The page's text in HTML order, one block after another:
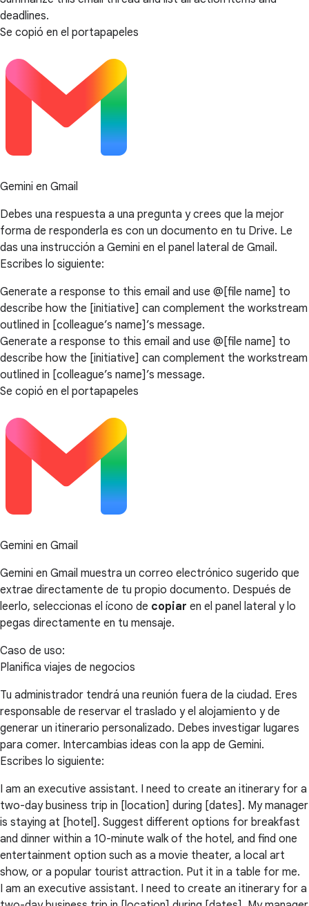
deadlines.
Se copió en el portapapeles
Gemini en Gmail
Debes una respuesta a una pregunta y crees que la mejor
forma de responderla es con un documento en tu Drive. Le
das una instrucción a Gemini en el panel lateral de Gmail.
Escribes lo siguiente:
Generate a response to this email and use @[file name] to
describe how the [initiative] can complement the workstream
outlined in [colleague’s name]’s message.
Generate a response to this email and use @[file name] to
describe how the [initiative] can complement the workstream
outlined in [colleague’s name]’s message.
Se copió en el portapapeles
Gemini en Gmail
Gemini en Gmail muestra un correo electrónico sugerido que
extrae directamente de tu propio documento. Después de
leerlo, seleccionas el ícono de copiar en el panel lateral y lo
pegas directamente en tu mensaje.
Caso de uso:
Planifica viajes de negocios
Tu administrador tendrá una reunión fuera de la ciudad. Eres
responsable de reservar el traslado y el alojamiento y de
generar un itinerario personalizado. Debes investigar lugares
para comer. Intercambias ideas con la app de Gemini.
Escribes lo siguiente:
I am an executive assistant. I need to create an itinerary for a
two-day business trip in [location] during [dates]. My manager
is staying at [hotel]. Suggest different options for breakfast
and dinner within a 10-minute walk of the hotel, and find one
entertainment option such as a movie theater, a local art
show, or a popular tourist attraction. Put it in a table for me.
I am an executive assistant. I need to create an itinerary for a